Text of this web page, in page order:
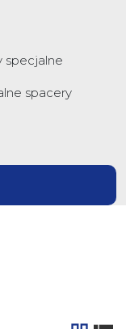
specjalne
spacery